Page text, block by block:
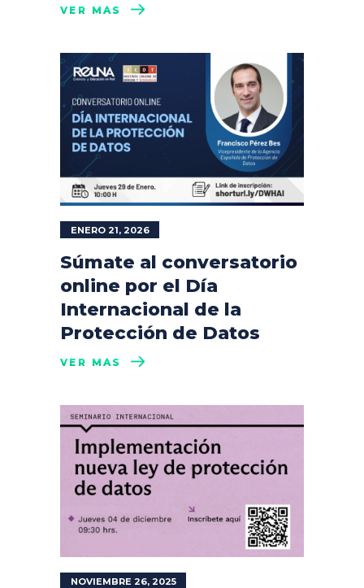
VER MÁS
ENERO 21, 2026
Súmate al conversatorio
online por el Día
Internacional de la
Protección de Datos
VER MÁS
NOVIEMBRE 26, 2025